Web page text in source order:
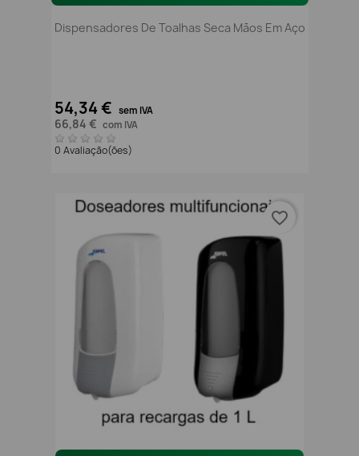
Dispensadores De Toalhas Seca Mãos Em Aço
54,34 € sem IVA
66,84 € com IVA
0 Avaliação(ões)
favorite_border